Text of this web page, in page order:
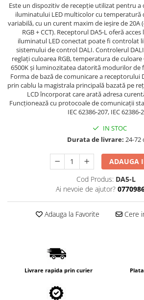
Iluminat Birou
Lampi de masa
Lampi de perete
Lampi de podea
Lampi de tavan
Spoturi LED
Corpuri de Iluminat pe Sina LED
Sina Magnetica Slim 5mm 24V
Corpuri de Iluminat Industriale LED
Corpuri Industriale LED
sina 220V
Proiector LED Fantana/Piscina
Este un dispozitiv de recepție utilizat pentru
iluminatului LED multicolor cu temperatură
variabilă, cu un curent maxim de ieșire de 20A
RGB + CCT). Receptorul DA5-L oferă
iluminatul LED conectat poate fi controlat
sistemului de control DALI. Controlerul
reglați culoarea RGB, temperatura de culoare
6500K și luminozitatea datorită modurilor de
Forma de bază de comunicare a receptorului
prin cablu la magistrala principală bazată pe
LCD încorporat care arată adresa
Funcționează cu protocoale de comunicații
IEC 62386-207, IEC 62386-
IN STOC
Durata de livrare: 24-72
ADAUGA
Cod Produs: DA5-L
Ai nevoie de ajutor?
Adauga la Favorite Cere
Livrare rapida prin curier